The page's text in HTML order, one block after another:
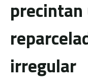
irregular